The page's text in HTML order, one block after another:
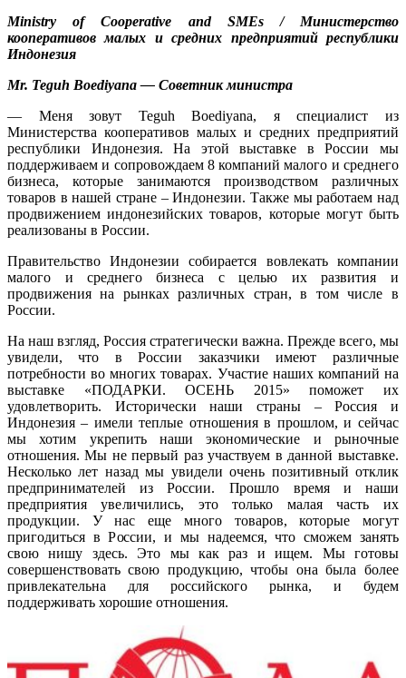
Ministry of Cooperative and SMEs / Министерство
кооперативов малых и средних предприятий республики
Индонезия
Mr. Teguh Boediyana — Советник министра
— Меня зовут Teguh Boediyana, я специалист из
Министерства кооперативов малых и средних предприятий
республики Индонезия. На этой выставке в России мы
поддерживаем и сопровождаем 8 компаний малого и среднего
бизнеса, которые занимаются производством различных
товаров в нашей стране – Индонезии. Также мы работаем над
продвижением индонезийских товаров, которые могут быть
реализованы в России.
Правительство Индонезии собирается вовлекать компании
малого и среднего бизнеса с целью их развития и
продвижения на рынках различных стран, в том числе в
России.
На наш взгляд, Россия стратегически важна. Прежде всего, мы
увидели, что в России заказчики имеют различные
потребности во многих товарах. Участие наших компаний на
выставке «ПОДАРКИ. ОСЕНЬ 2015» поможет их
удовлетворить. Исторически наши страны – Россия и
Индонезия – имели теплые отношения в прошлом, и сейчас
мы хотим укрепить наши экономические и рыночные
отношения. Мы не первый раз участвуем в данной выставке.
Несколько лет назад мы увидели очень позитивный отклик
предпринимателей из России. Прошло время и наши
предприятия увеличились, это только малая часть их
продукции. У нас еще много товаров, которые могут
пригодиться в России, и мы надеемся, что сможем занять
свою нишу здесь. Это мы как раз и ищем. Мы готовы
совершенствовать свою продукцию, чтобы она была более
привлекательна для российского рынка, и будем
поддерживать хорошие отношения.